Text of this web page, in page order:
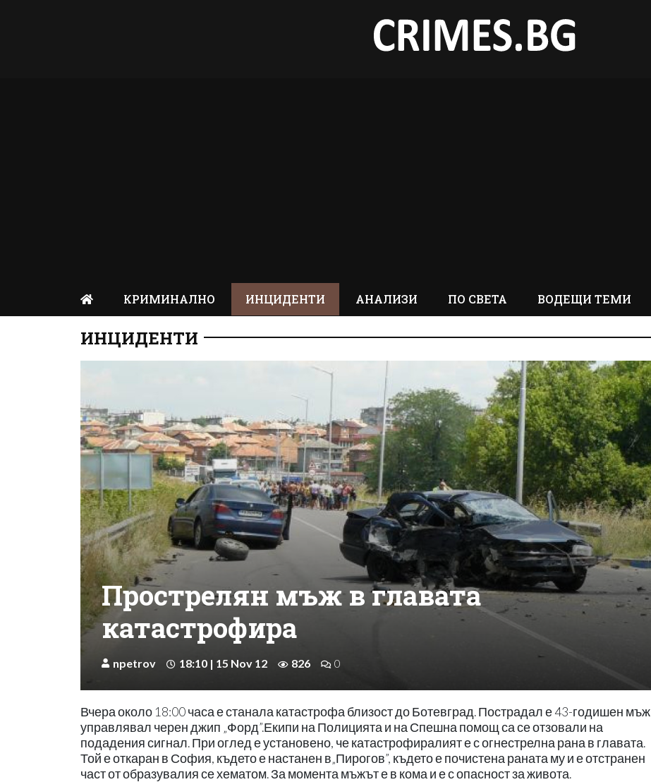
КРИМИНАЛНО ИНЦИДЕНТИ АНАЛИЗИ ПО СВЕТА ВОДЕЩИ ТЕМИ
ИНЦИДЕНТИ
Прострелян мъж в главата
катастрофира
npetrov 18:10 | 15 Nov 12 826 0
Вчера около 18:00 часа е станала катастрофа близост до Ботевград. Пострадал е 43-годишен мъж
управлявал черен джип „Форд”.Екипи на Полицията и на Спешна помощ са се отзовали на
подадения сигнал. При оглед е установено, че катастрофиралият е с огнестрелна рана в главата.
Той е откаран в София, където е настанен в„Пирогов”, където е почистена раната му и е отстранен
част от образувалия се хематом. За момента мъжът е в кома и е с опасност за живота.